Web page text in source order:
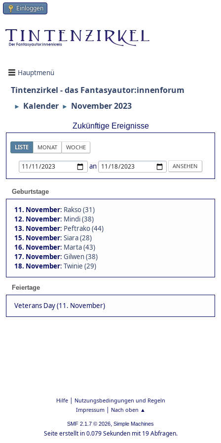
Einloggen
Hauptmenü
Tintenzirkel - das Fantasyautor:innenforum
► Kalender ► November 2023
Zukünftige Ereignisse
LISTE MONAT WOCHE
an
Geburtstage
11. November: Rakso (31)
12. November: Mindi (38)
13. November: Peftrako (44)
15. November: Siara (28)
16. November: Marta (43)
17. November: Gilwen (38)
18. November: Twinie (29)
Feiertage
Veterans Day (11. November)
Hilfe| Nutzungsbedingungen und Regeln
Impressum| Nach oben ▲
SMF 2.1.7 © 2026, Simple Machines
Seite erstellt in 0.079 Sekunden mit 19 Abfragen.